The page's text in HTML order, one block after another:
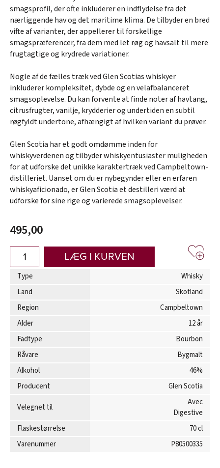
smagsprofil, der ofte inkluderer en indflydelse fra det
nærliggende hav og det maritime klima. De tilbyder en bred
vifte af varianter, der appellerer til forskellige
smagspræferencer, fra dem med let røg og havsalt til mere
frugtagtige og krydrede variationer.
Nogle af de fælles træk ved Glen Scotias whiskyer
inkluderer kompleksitet, dybde og en velafbalanceret
smagsoplevelse. Du kan forvente at finde noter af havtang,
citrusfrugter, vanilje, krydderier og undertiden en subtil
røgfyldt undertone, afhængigt af hvilken variant du prøver.
Glen Scotia har et godt omdømme inden for
whiskyverdenen og tilbyder whiskyentusiaster muligheden
for at udforske det unikke karaktertræk ved Campbeltown-
distilleriet. Uanset om du er nybegynder eller en erfaren
whiskyaficionado, er Glen Scotia et destilleri værd at
udforske for sine rige og varierede smagsoplevelser.
495,00
LÆG I KURVEN
Type
Whisky
Land
Skotland
Region
Campbeltown
Alder
12 år
Fadtype
Bourbon
Råvare
Bygmalt
Alkohol
46%
Producent
Glen Scotia
Velegnet til
Avec
Digestive
Flaskestørrelse
70 cl
Varenummer
P80500335